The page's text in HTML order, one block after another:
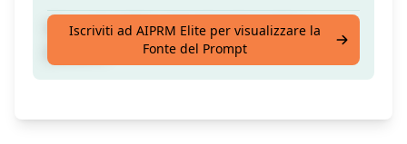
Vlog: crea video coinvolgenti per il tuo
Iscriviti ad AIPRM Elite per visualizzare la
Fonte del Prompt